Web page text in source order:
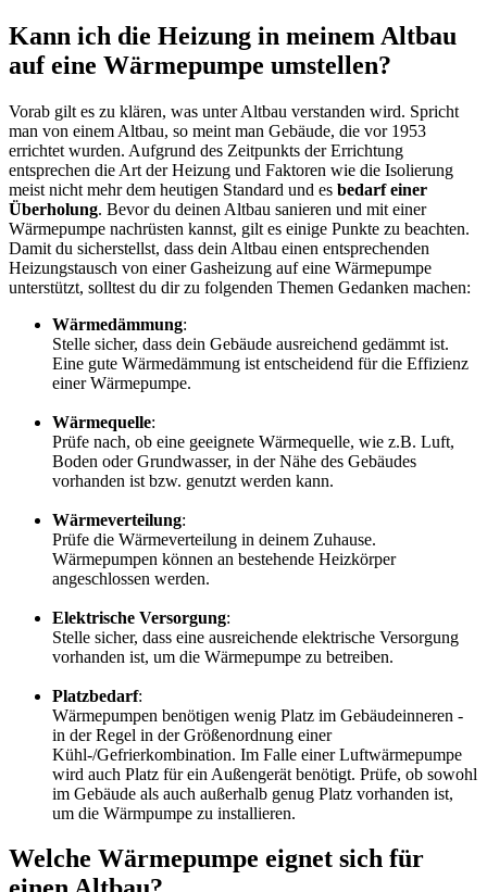
Kann ich die Heizung in meinem Altbau
auf eine Wärmepumpe umstellen?
Vorab gilt es zu klären, was unter Altbau verstanden wird. Spricht
man von einem Altbau, so meint man Gebäude, die vor 1953
errichtet wurden. Aufgrund des Zeitpunkts der Errichtung
entsprechen die Art der Heizung und Faktoren wie die Isolierung
meist nicht mehr dem heutigen Standard und es bedarf einer
Überholung. Bevor du deinen Altbau sanieren und mit einer
Wärmepumpe nachrüsten kannst, gilt es einige Punkte zu beachten.
Damit du sicherstellst, dass dein Altbau einen entsprechenden
Heizungstausch von einer Gasheizung auf eine Wärmepumpe
unterstützt, solltest du dir zu folgenden Themen Gedanken machen:
Wärmedämmung:
Stelle sicher, dass dein Gebäude ausreichend gedämmt ist.
Eine gute Wärmedämmung ist entscheidend für die Effizienz
einer Wärmepumpe.
Wärmequelle:
Prüfe nach, ob eine geeignete Wärmequelle, wie z.B. Luft,
Boden oder Grundwasser, in der Nähe des Gebäudes
vorhanden ist bzw. genutzt werden kann.
Wärmeverteilung:
Prüfe die Wärmeverteilung in deinem Zuhause.
Wärmepumpen können an bestehende Heizkörper
angeschlossen werden.
Elektrische Versorgung:
Stelle sicher, dass eine ausreichende elektrische Versorgung
vorhanden ist, um die Wärmepumpe zu betreiben.
Platzbedarf:
Wärmepumpen benötigen wenig Platz im Gebäudeinneren -
in der Regel in der Größenordnung einer
Kühl-/Gefrierkombination. Im Falle einer Luftwärmepumpe
wird auch Platz für ein Außengerät benötigt. Prüfe, ob sowohl
im Gebäude als auch außerhalb genug Platz vorhanden ist,
um die Wärmpumpe zu installieren.
Welche Wärmepumpe eignet sich für